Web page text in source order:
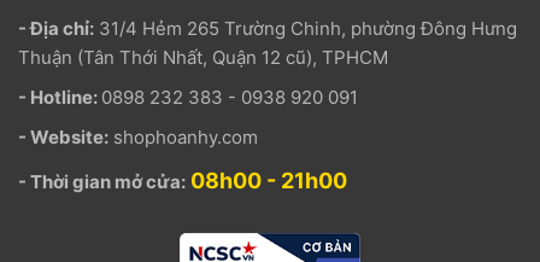
- Địa chỉ: 31/4 Hẻm 265 Trường Chinh, phường Đông Hưng
Thuận (Tân Thới Nhất, Quận 12 cũ), TPHCM
- Hotline: 0898 232 383 - 0938 920 091
- Website: shophoanhy.com
- Thời gian mở cửa: 08h00 - 21h00